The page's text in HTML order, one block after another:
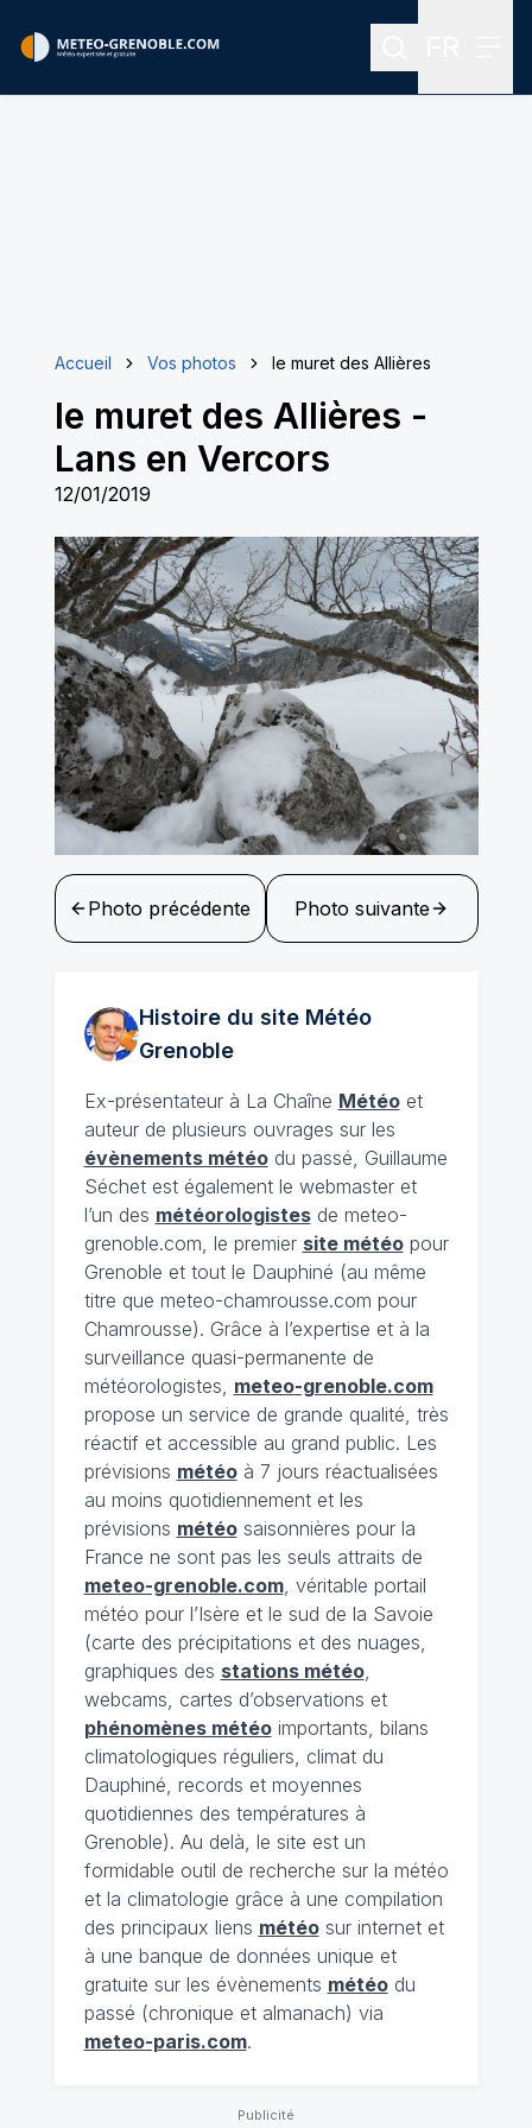
Rechercher
Accueil Vos photos le muret des Allières
le muret des Allières -
Lans en Vercors
12/01/2019
Photo précédente Photo suivante
Histoire du site Météo
Grenoble
Ex-présentateur à La Chaîne Météoet
auteur de plusieurs ouvrages sur les
évènements météodu passé, Guillaume
Séchet est également le webmaster et
l’un des météorologistesde meteo-
grenoble.com, le premier site météopour
Grenoble et tout le Dauphiné (au même
titre que meteo-chamrousse.com pour
Chamrousse). Grâce à l’expertise et à la
surveillance quasi-permanente de
météorologistes, meteo-grenoble.com
propose un service de grande qualité, très
réactif et accessible au grand public. Les
prévisions météoà 7 jours réactualisées
au moins quotidiennement et les
prévisions météosaisonnières pour la
France ne sont pas les seuls attraits de
meteo-grenoble.com, véritable portail
météo pour l’Isère et le sud de la Savoie
(carte des précipitations et des nuages,
graphiques des stations météo,
webcams, cartes d’observations et
phénomènes météoimportants, bilans
climatologiques réguliers, climat du
Dauphiné, records et moyennes
quotidiennes des températures à
Grenoble). Au delà, le site est un
formidable outil de recherche sur la météo
et la climatologie grâce à une compilation
des principaux liens météosur internet et
à une banque de données unique et
gratuite sur les évènements météodu
passé (chronique et almanach) via
meteo-paris.com.